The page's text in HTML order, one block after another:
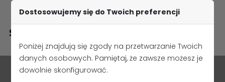
Dostosowujemy się do Twoich preferencji
Poniżej znajdują się zgody na przetwarzanie Twoich
danych osobowych. Pamiętaj, że zawsze możesz je
dowolnie skonfigurować.